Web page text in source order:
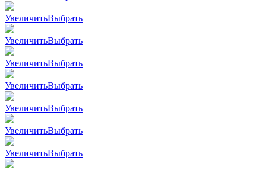
УвеличитьВыбрать
УвеличитьВыбрать
УвеличитьВыбрать
УвеличитьВыбрать
УвеличитьВыбрать
УвеличитьВыбрать
УвеличитьВыбрать